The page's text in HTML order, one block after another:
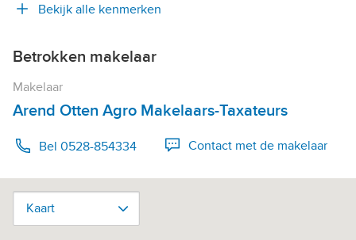
Bekijk alle kenmerken
Betrokken makelaar
Makelaar
Arend Otten Agro Makelaars-Taxateurs
Bel 0528-854334 Contact met de makelaar
Kaart
Kaart